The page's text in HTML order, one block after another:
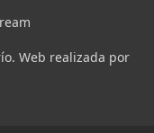
Web realizada por